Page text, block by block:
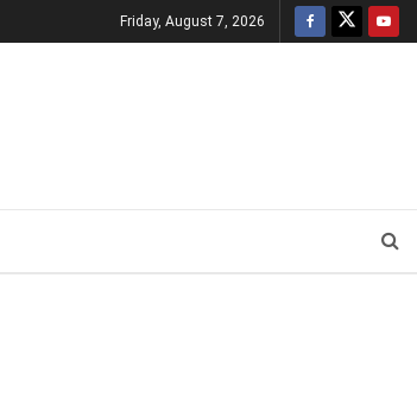
Friday, August 7, 2026